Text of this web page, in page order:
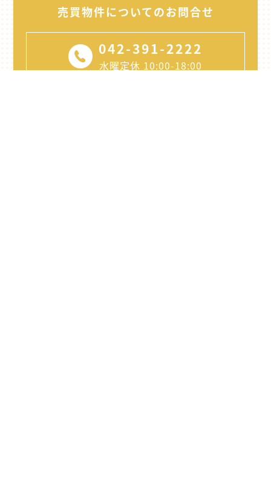
売買物件についてのお問合せ
042-391-2222
水曜定休 10:00-18:00